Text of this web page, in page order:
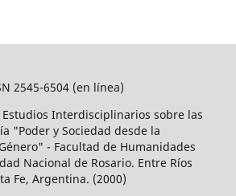
2545-6504 (en línea)
Estudios Interdisciplinarios sobre las
"Poder y Sociedad desde la
- Facultad de Humanidades
Nacional de Rosario. Entre Ríos
Fe, Argentina. (2000)